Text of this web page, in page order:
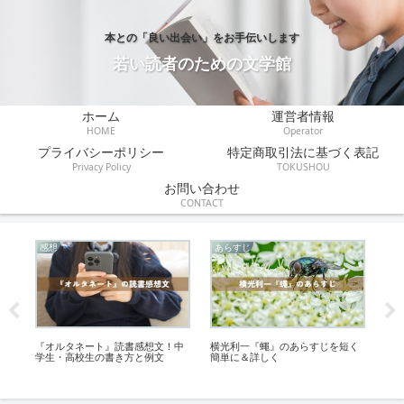
本との「良い出会い」をお手伝いします
若い読者のための文学館
ホーム
HOME
運営者情報
Operator
プライバシーポリシー
Privacy Policy
特定商取引法に基づく表記
TOKUSHOU
お問い合わせ
CONTACT
感想
『オルタネート』読書感想文！中
学生・高校生の書き方と例文
あらすじ
横光利一『蠅』のあらすじを短く
簡単に＆詳しく